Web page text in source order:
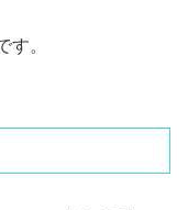
す。